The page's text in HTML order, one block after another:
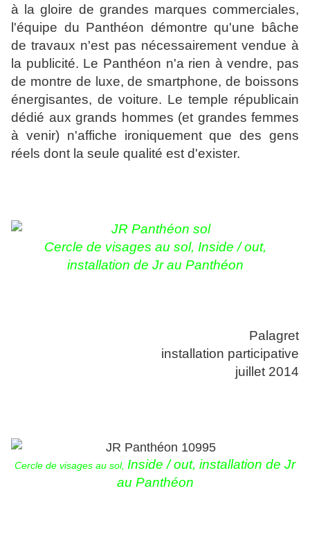
à la gloire de grandes marques commerciales,
l'équipe du Panthéon démontre qu'une bâche
de travaux n'est pas nécessairement vendue à
la publicité. Le Panthéon n'a rien à vendre, pas
de montre de luxe, de smartphone, de boissons
énergisantes, de voiture. Le temple républicain
dédié aux grands hommes (et grandes femmes
à venir) n'affiche ironiquement que des gens
réels dont la seule qualité est d'exister.
Cercle de visages au sol, Inside / out,
installation de Jr au Panthéon
Palagret
installation participative
juillet 2014
Cercle de visages au sol, Inside / out, installation de Jr
au Panthéon